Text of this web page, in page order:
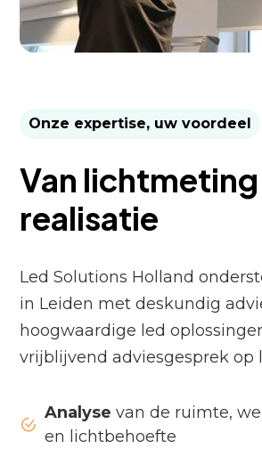
Onze expertise, uw voordeel
Van
realisatie
Led Solutions Holland
in Leiden met deskundig
hoogwaardige led
vrijblijvend adviesgesprek op
Analyse van de ruimte,
en lichtbehoefte